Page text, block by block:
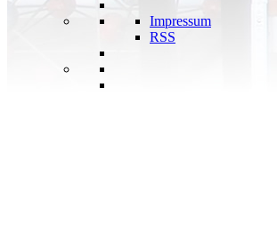
Impressum
RSS